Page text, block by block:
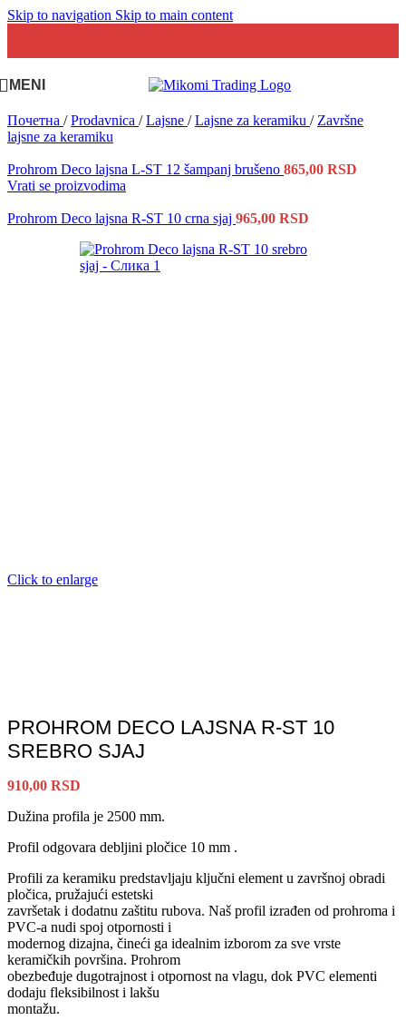
Skip to navigation Skip to main content
MENI
Почетна / Prodavnica / Lajsne / Lajsne za keramiku / Završne
lajsne za keramiku
Prohrom Deco lajsna L-ST 12 šampanj brušeno 865,00 RSD
Vrati se proizvodima
Prohrom Deco lajsna R-ST 10 crna sjaj 965,00 RSD
Click to enlarge
PROHROM DECO LAJSNA R-ST 10
SREBRO SJAJ
910,00 RSD
Dužina profila je 2500 mm.
Profil odgovara debljini pločice 10 mm .
Profili za keramiku predstavljaju ključni element u završnoj obradi
pločica, pružajući estetski
završetak i dodatnu zaštitu rubova. Naš profil izrađen od prohroma i
PVC-a nudi spoj otpornosti i
modernog dizajna, čineći ga idealnim izborom za sve vrste
keramičkih površina. Prohrom
obezbeđuje dugotrajnost i otpornost na vlagu, dok PVC elementi
dodaju fleksibilnost i lakšu
montažu.